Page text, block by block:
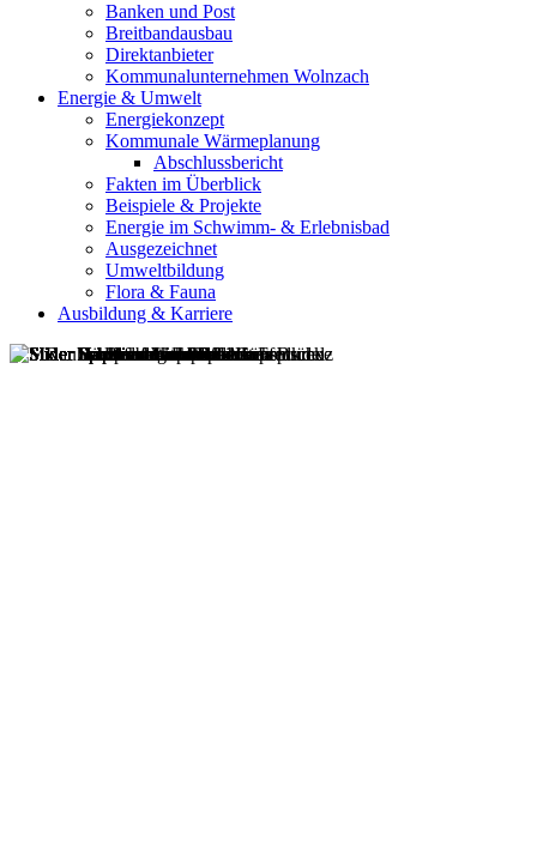
Banken und Post
Breitbandausbau
Direktanbieter
Kommunalunternehmen Wolnzach
Energie & Umwelt
Energiekonzept
Kommunale Wärmeplanung
Abschlussbericht
Fakten im Überblick
Beispiele & Projekte
Energie im Schwimm- & Erlebnisbad
Ausgezeichnet
Umweltbildung
Flora & Fauna
Ausbildung & Karriere